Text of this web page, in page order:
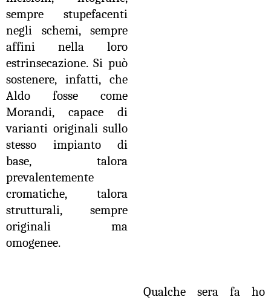
sempre stupefacenti
negli schemi, sempre
affini nella loro
estrinsecazione. Si può
sostenere, infatti, che
Aldo fosse come
Morandi, capace di
varianti originali sullo
stesso impianto di
base, talora
prevalentemente
cromatiche, talora
strutturali, sempre
originali ma
omogenee.
Qualche sera fa ho